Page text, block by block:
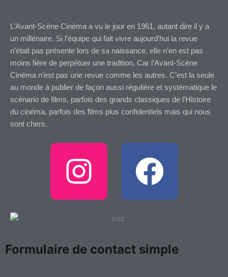
L’Avant-Scène Cinéma a vu le jour en 1961, autant dire il y a
un millénaire. Si l’équipe qui fait vivre aujourd’hui la revue
n’était pas présente lors de sa naissance, elle n’en est pas
moins fière de perpétuer une tradition. Car l’Avant-Scène
Cinéma n’est pas une revue comme les autres. C’est la seule
au monde à publier de façon aussi régulière et systématique le
scénario de films, parfois des grands classiques de l’Histoire
du cinéma, parfois des films plus confidentiels mais qui nous
sont chers.
I
n
t
F
a
e
Formulaire de contact simple